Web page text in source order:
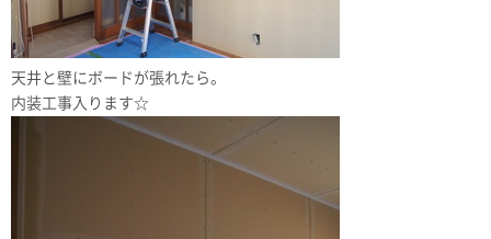
天井と壁にボードが張れたら。
内装工事入ります☆